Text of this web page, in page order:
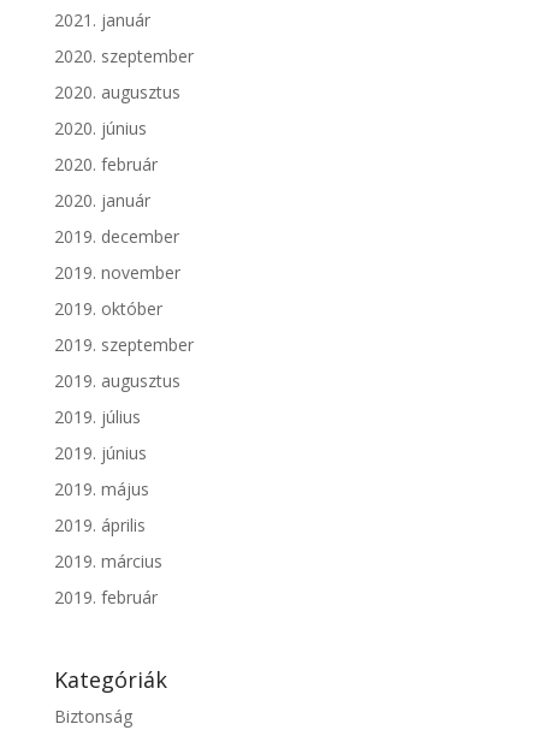
2021. január
2020. szeptember
2020. augusztus
2020. június
2020. február
2020. január
2019. december
2019. november
2019. október
2019. szeptember
2019. augusztus
2019. július
2019. június
2019. május
2019. április
2019. március
2019. február
Kategóriák
Biztonság